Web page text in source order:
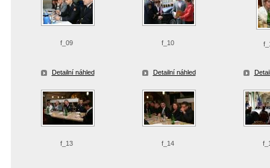
f_09
Detailní náhled
f_10
Detailní náhled
f_13 f_14